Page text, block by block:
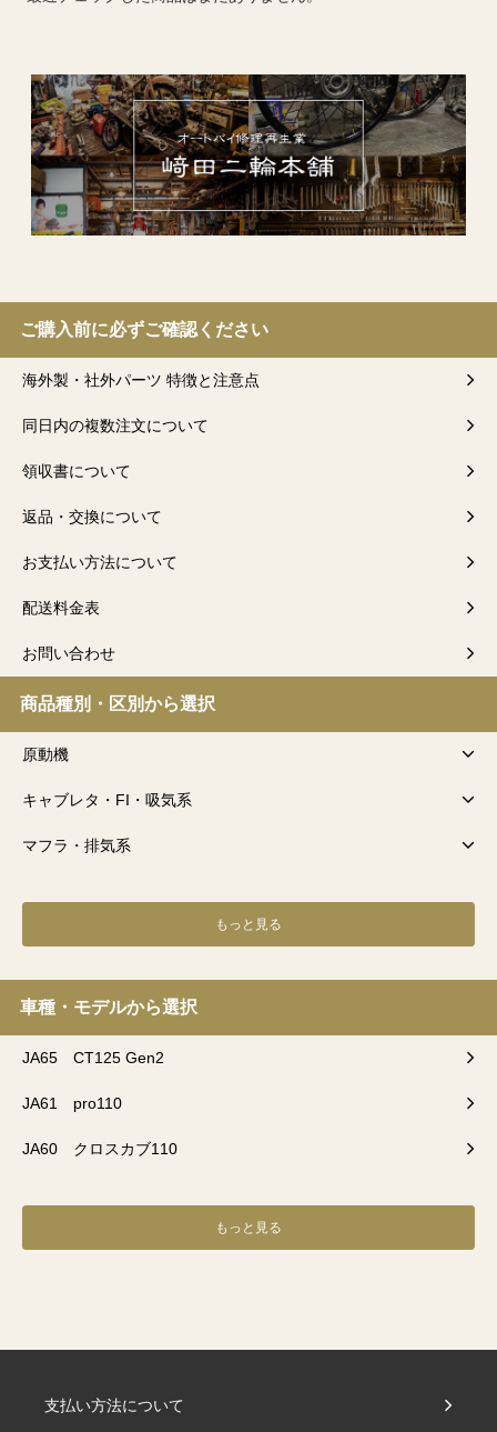
ご購入前に必ずご確認ください
海外製・社外パーツ 特徴と注意点
同日内の複数注文について
領収書について
返品・交換について
お支払い方法について
配送料金表
お問い合わせ
商品種別・区別から選択
原動機
キャブレタ・FI・吸気系
マフラ・排気系
もっと見る
車種・モデルから選択
JA65 CT125 Gen2
JA61 pro110
JA60 クロスカブ110
もっと見る
支払い方法について